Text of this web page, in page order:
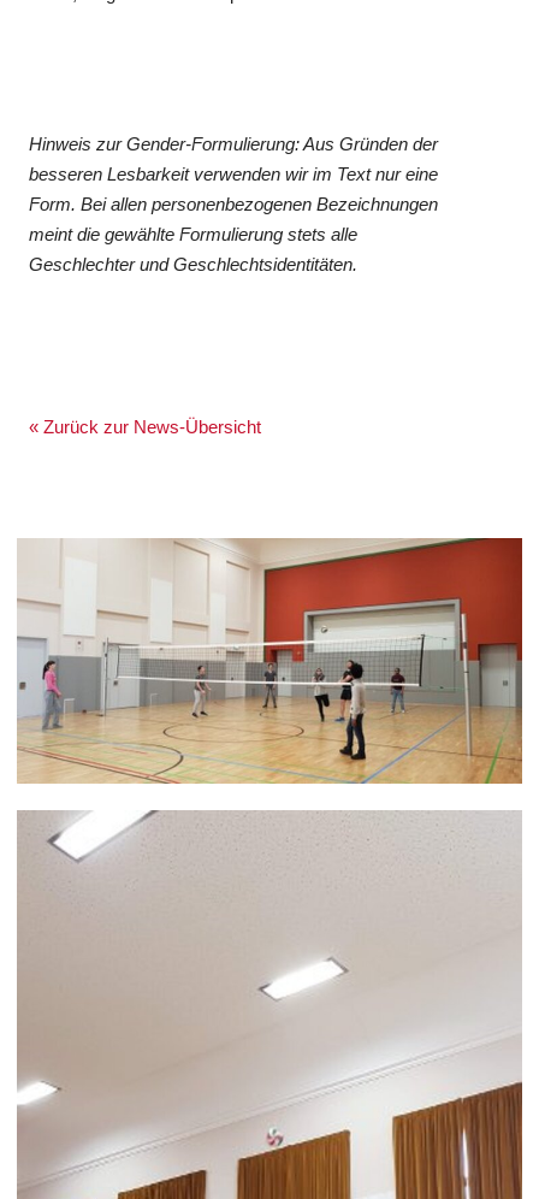
Hinweis zur Gender-Formulierung: Aus Gründen der
besseren Lesbarkeit verwenden wir im Text nur eine
Form. Bei allen personenbezogenen Bezeichnungen
meint die gewählte Formulierung stets alle
Geschlechter und Geschlechtsidentitäten.
« Zurück zur News-Übersicht